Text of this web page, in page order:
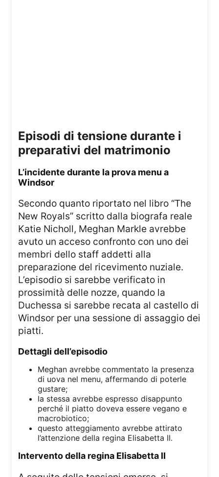
episodi di tensione durante i
preparativi del matrimonio
l’incidente durante la prova menu a
Windsor
Secondo quanto riportato nel libro “The
New Royals” scritto dalla biografa reale
Katie Nicholl, Meghan Markle avrebbe
avuto un acceso confronto con uno dei
membri dello staff addetti alla
preparazione del ricevimento nuziale.
L’episodio si sarebbe verificato in
prossimità delle nozze, quando la
Duchessa si sarebbe recata al castello di
Windsor per una sessione di assaggio dei
piatti.
dettagli dell’episodio
Meghan avrebbe commentato la presenza
di uova nel menu, affermando di poterle
gustare;
la stessa avrebbe espresso disappunto
perché il piatto doveva essere vegano e
macrobiotico;
questo atteggiamento avrebbe attirato
l’attenzione della regina Elisabetta II.
intervento della regina Elisabetta II